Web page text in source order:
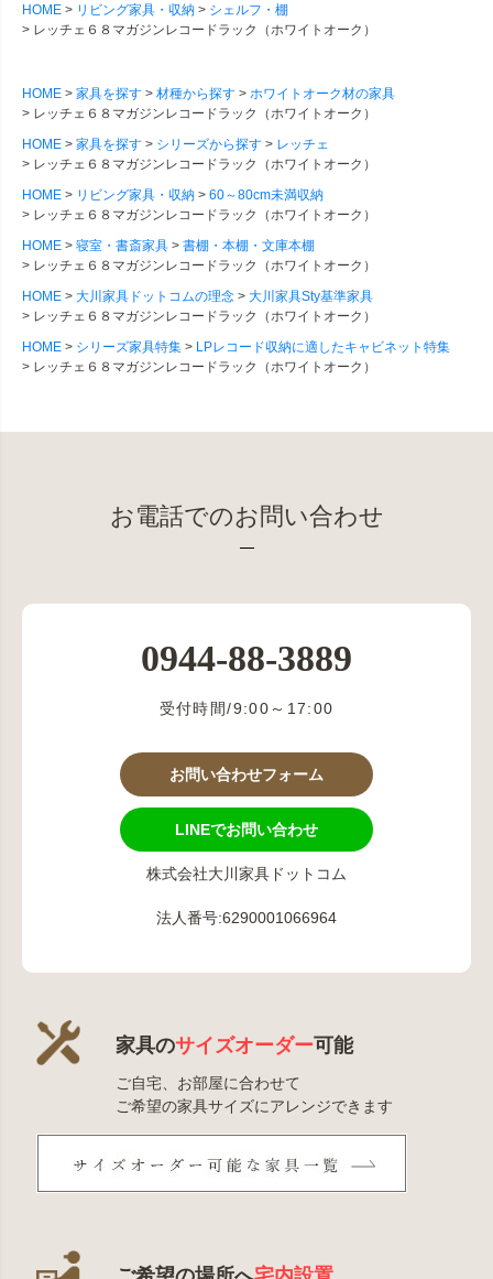
HOME リビング家具・収納
シェルフ・棚
レッチェ６８マガジンレコードラック（ホワイトオーク）
HOME 家具を探す 材種から探す
ホワイトオーク材の家具
レッチェ６８マガジンレコードラック（ホワイトオーク）
HOME
家具を探す シリーズから探す
レッチェ
レッチェ６８マガジンレコードラック（ホワイトオーク）
HOME
リビング家具・収納
60～80cm未満収納
レッチェ６８マガジンレコードラック（ホワイトオーク）
HOME
寝室・書斎家具
書棚・本棚・文庫本棚
レッチェ６８マガジンレコードラック（ホワイトオーク）
HOME
大川家具ドットコムの理念
大川家具Sty基準家具
レッチェ６８マガジンレコードラック（ホワイトオーク）
HOME
シリーズ家具特集
LPレコード収納に適したキャビネット特集
レッチェ６８マガジンレコードラック（ホワイトオーク）
お電話でのお問い合わせ
0944-88-3889
受付時間/9:00～17:00
お問い合わせフォーム
LINEでお問い合わせ
株式会社大川家具ドットコム
法人番号:6290001066964
家具のサイズオーダー可能
ご自宅、お部屋に合わせて
ご希望の家具サイズにアレンジできます